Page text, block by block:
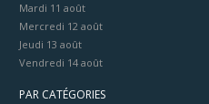
Mardi 11 août
Mercredi 12 août
Jeudi 13 août
Vendredi 14 août
PAR CATÉGORIES